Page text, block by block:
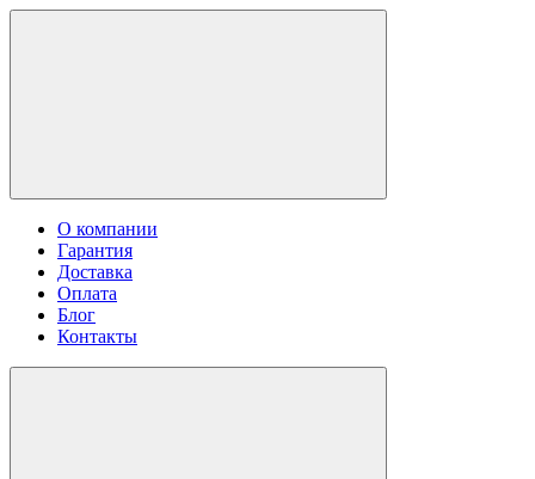
О компании
Гарантия
Доставка
Оплата
Блог
Контакты